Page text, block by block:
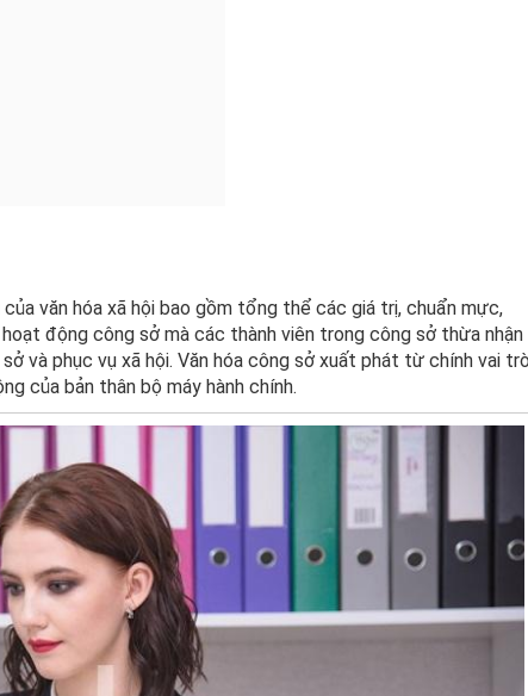
văn hóa xã hội bao gồm tổng thể các giá trị, chuẩn mực,
động công sở mà các thành viên trong công sở thừa nhận
và phục vụ xã hội. Văn hóa công sở xuất phát từ chính vai trò
của bản thân bộ máy hành chính.